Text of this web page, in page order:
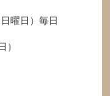
曜日）毎日